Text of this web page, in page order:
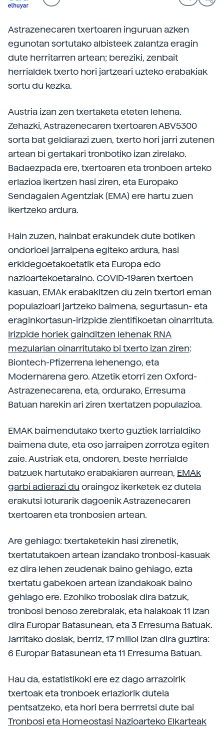
Astrazenecaren txertoaren inguruan azken
egunotan sortutako albisteek zalantza eragin
dute herritarren artean; bereziki, zenbait
herrialdek txerto hori jartzeari uzteko erabakiak
sortu du kezka.
Austria izan zen txertaketa eteten lehena.
Zehazki, Astrazenecaren txertoaren ABV5300
sorta bat geldiarazi zuen, txerto hori jarri zutenen
artean bi gertakari tronbotiko izan zirelako.
Badaezpada ere, txertoaren eta tronboen arteko
erlazioa ikertzen hasi ziren, eta Europako
Sendagaien Agentziak (EMA) ere hartu zuen
ikertzeko ardura.
Hain zuzen, hainbat erakundek dute botiken
ondorioei jarraipena egiteko ardura, hasi
erkidegoetakoetatik eta Europa edo
nazioartekoetaraino. COVID-19aren txertoen
kasuan, EMAk erabakitzen du zein txertori eman
populazioari jartzeko baimena, segurtasun- eta
eraginkortasun-irizpide zientifikoetan oinarrituta.
Irizpide horiek gainditzen lehenak RNA
mezularian oinarritutako bi txerto izan ziren:
Biontech-Pfizerrena lehenengo, eta
Modernarena gero. Atzetik etorri zen Oxford-
Astrazenecarena, eta, ordurako, Erresuma
Batuan harekin ari ziren txertatzen populazioa.
EMAK baimendutako txerto guztiek larrialdiko
baimena dute, eta oso jarraipen zorrotza egiten
zaie. Austriak eta, ondoren, beste herrialde
batzuek hartutako erabakiaren aurrean, EMAk
garbi adierazi du oraingoz ikerketek ez dutela
erakutsi loturarik dagoenik Astrazenecaren
txertoaren eta tronbosien artean.
Are gehiago: txertaketekin hasi zirenetik,
txertatutakoen artean izandako tronbosi-kasuak
ez dira lehen zeudenak baino gehiago, ezta
txertatu gabekoen artean izandakoak baino
gehiago ere. Ezohiko trobosiak dira batzuk,
tronbosi benoso zerebralak, eta halakoak 11 izan
dira Europar Batasunean, eta 3 Erresuma Batuak.
Jarritako dosiak, berriz, 17 milioi izan dira guztira:
6 Europar Batasunean eta 11 Erresuma Batuan.
Hau da, estatistikoki ere ez dago arrazoirik
txertoak eta tronboek erlaziorik dutela
pentsatzeko, eta hori bera berrretsi dute bai
Tronbosi eta Homeostasi Nazioarteko Elkarteak